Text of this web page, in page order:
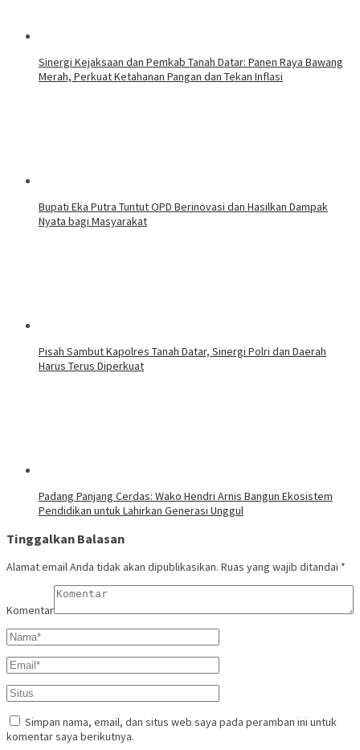
Sinergi Kejaksaan dan Pemkab Tanah Datar: Panen Raya Bawang
Merah, Perkuat Ketahanan Pangan dan Tekan Inflasi
Bupati Eka Putra Tuntut OPD Berinovasi dan Hasilkan Dampak
Nyata bagi Masyarakat
Pisah Sambut Kapolres Tanah Datar, Sinergi Polri dan Daerah
Harus Terus Diperkuat
Padang Panjang Cerdas: Wako Hendri Arnis Bangun Ekosistem
Pendidikan untuk Lahirkan Generasi Unggul
Tinggalkan Balasan
Alamat email Anda tidak akan dipublikasikan. Ruas yang wajib ditandai *
Komentar
Simpan nama, email, dan situs web saya pada peramban ini untuk
komentar saya berikutnya.